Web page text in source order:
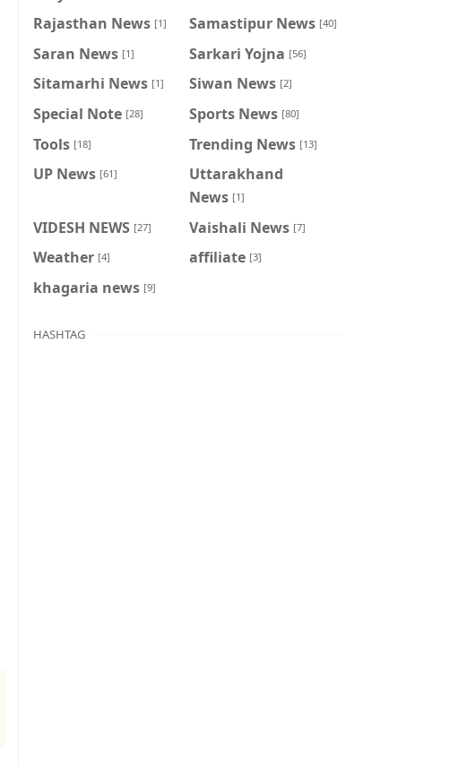
Rajasthan News [1] Samastipur News [40]
Saran News [1] Sarkari Yojna [56]
Sitamarhi News [1] Siwan News [2]
Special Note [28] Sports News [80]
Tools [18] Trending News [13]
UP News [61]
Uttarakhand
News [1]
VIDESH NEWS [27] Vaishali News [7]
Weather [4] affiliate [3]
khagaria news [9]
HASHTAG